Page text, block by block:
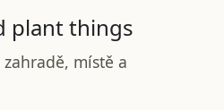
plant things
místě a